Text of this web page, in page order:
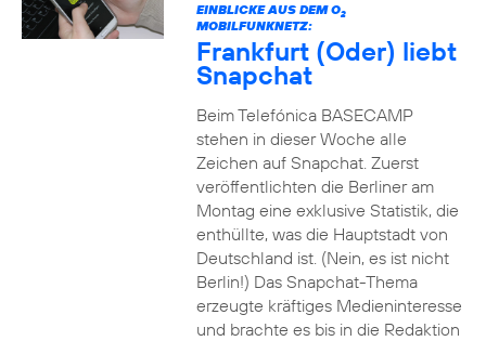
EINBLICKE AUS DEM O2
MOBILFUNKNETZ:
Frankfurt (Oder) liebt
Snapchat
Beim Telefónica BASECAMP
stehen in dieser Woche alle
Zeichen auf Snapchat. Zuerst
veröffentlichten die Berliner am
Montag eine exklusive Statistik, die
enthüllte, was die Hauptstadt von
Deutschland ist. (Nein, es ist nicht
Berlin!) Das Snapchat-Thema
erzeugte kräftiges Medieninteresse
und brachte es bis in die Redaktion